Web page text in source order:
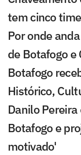
tem cinco
Por onde
de Botafogo e
Botafogo
Histórico,
Danilo
Botafogo e
motivado'